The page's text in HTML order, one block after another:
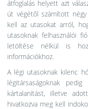
átfoglalás helyett azt
út végétől számított
kell az utasokat arról,
utasoknak felhasználói
letöltése nélkül is
információkhoz.
A légi utasoknak kilenc
légitársaságoknak
kártalanítást, illetve
hivatkozva meg kell